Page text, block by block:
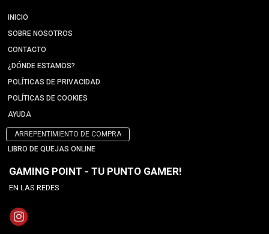
INICIO
SOBRE NOSOTROS
CONTACTO
¿DÓNDE ESTAMOS?
POLÍTICAS DE PRIVACIDAD
POLÍTICAS DE COOKIES
AYUDA
ARREPENTIMIENTO DE COMPRA
LIBRO DE QUEJAS ONLINE
GAMING POINT - TU PUNTO GAMER!
EN LAS REDES